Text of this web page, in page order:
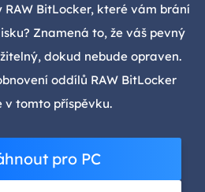
BitLocker, které vám brání
Znamená to, že váš pevný
dokud nebude opraven.
oddílů RAW BitLocker
v tomto příspěvku.
pro PC